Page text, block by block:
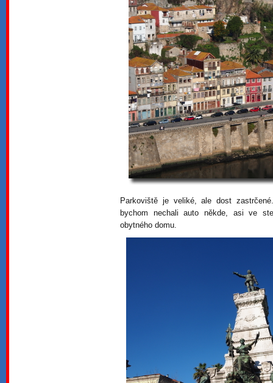
Parkoviště je veliké, ale dost
bychom nechali auto někde, asi ve
obytného domu.